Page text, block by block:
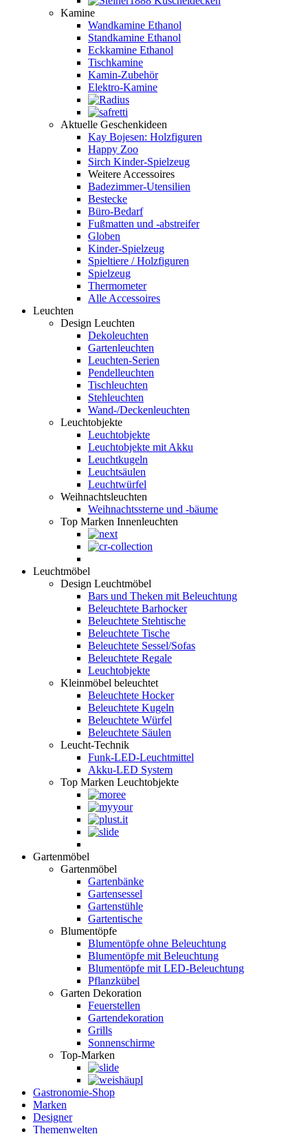
Kamine
Wandkamine Ethanol
Standkamine Ethanol
Eckkamine Ethanol
Tischkamine
Kamin-Zubehör
Elektro-Kamine
Aktuelle Geschenkideen
Kay Bojesen: Holzfiguren
Happy Zoo
Sirch Kinder-Spielzeug
Weitere Accessoires
Badezimmer-Utensilien
Bestecke
Büro-Bedarf
Fußmatten und -abstreifer
Globen
Kinder-Spielzeug
Spieltiere / Holzfiguren
Spielzeug
Thermometer
Alle Accessoires
Leuchten
Design Leuchten
Dekoleuchten
Gartenleuchten
Leuchten-Serien
Pendelleuchten
Tischleuchten
Stehleuchten
Wand-/Deckenleuchten
Leuchtobjekte
Leuchtobjekte
Leuchtobjekte mit Akku
Leuchtkugeln
Leuchtsäulen
Leuchtwürfel
Weihnachtsleuchten
Weihnachtssterne und -bäume
Top Marken Innenleuchten
Leuchtmöbel
Design Leuchtmöbel
Bars und Theken mit Beleuchtung
Beleuchtete Barhocker
Beleuchtete Stehtische
Beleuchtete Tische
Beleuchtete Sessel/Sofas
Beleuchtete Regale
Leuchtobjekte
Kleinmöbel beleuchtet
Beleuchtete Hocker
Beleuchtete Kugeln
Beleuchtete Würfel
Beleuchtete Säulen
Leucht-Technik
Funk-LED-Leuchtmittel
Akku-LED System
Top Marken Leuchtobjekte
Gartenmöbel
Gartenmöbel
Gartenbänke
Gartensessel
Gartenstühle
Gartentische
Blumentöpfe
Blumentöpfe ohne Beleuchtung
Blumentöpfe mit Beleuchtung
Blumentöpfe mit LED-Beleuchtung
Pflanzkübel
Garten Dekoration
Feuerstellen
Gartendekoration
Grills
Sonnenschirme
Top-Marken
Gastronomie-Shop
Marken
Designer
Themenwelten